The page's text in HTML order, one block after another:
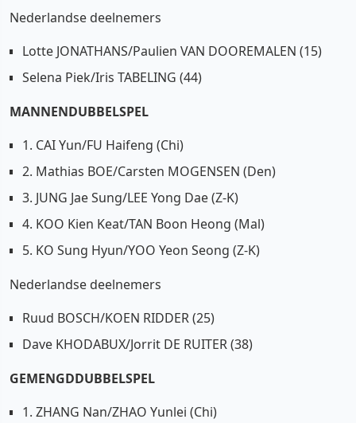
Nederlandse deelnemers
Lotte JONATHANS/Paulien VAN DOOREMALEN (15)
Selena Piek/Iris TABELING (44)
MANNENDUBBELSPEL
1. CAI Yun/FU Haifeng (Chi)
2. Mathias BOE/Carsten MOGENSEN (Den)
3. JUNG Jae Sung/LEE Yong Dae (Z-K)
4. KOO Kien Keat/TAN Boon Heong (Mal)
5. KO Sung Hyun/YOO Yeon Seong (Z-K)
Nederlandse deelnemers
Ruud BOSCH/KOEN RIDDER (25)
Dave KHODABUX/Jorrit DE RUITER (38)
GEMENGDDUBBELSPEL
1. ZHANG Nan/ZHAO Yunlei (Chi)